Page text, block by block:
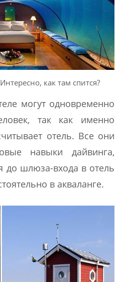
как там спится?
могут одновременно
так как именно
отель. Все они
навыки дайвинга,
до шлюза-входа в отель
в акваланге.